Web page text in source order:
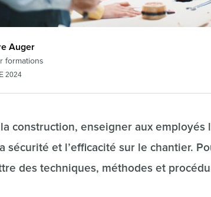
Auger
formations
2024
construction, enseigner aux
sécurité et l’efficacité sur le chantier.
des techniques, méthodes et